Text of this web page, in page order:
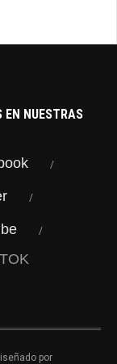
EN NUESTRAS
por